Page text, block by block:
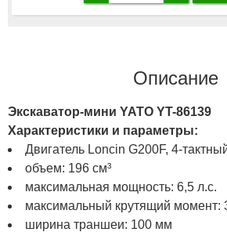
Описание
Экскаватор-мини YATO YT-86139
Характеристики и параметры:
Двигатель Loncin G200F, 4-
объем: 196 см³
максимальная мощность: 6,5 л.с.
максимальный крутящий момент:
ширина траншеи: 100 мм